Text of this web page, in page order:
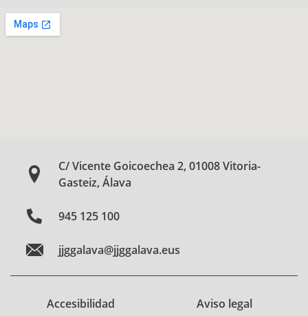
C/ Vicente Goicoechea 2, 01008 Vitoria-
Gasteiz, Álava
945 125 100
jjggalava@jjggalava.eus
Accesibilidad Aviso legal